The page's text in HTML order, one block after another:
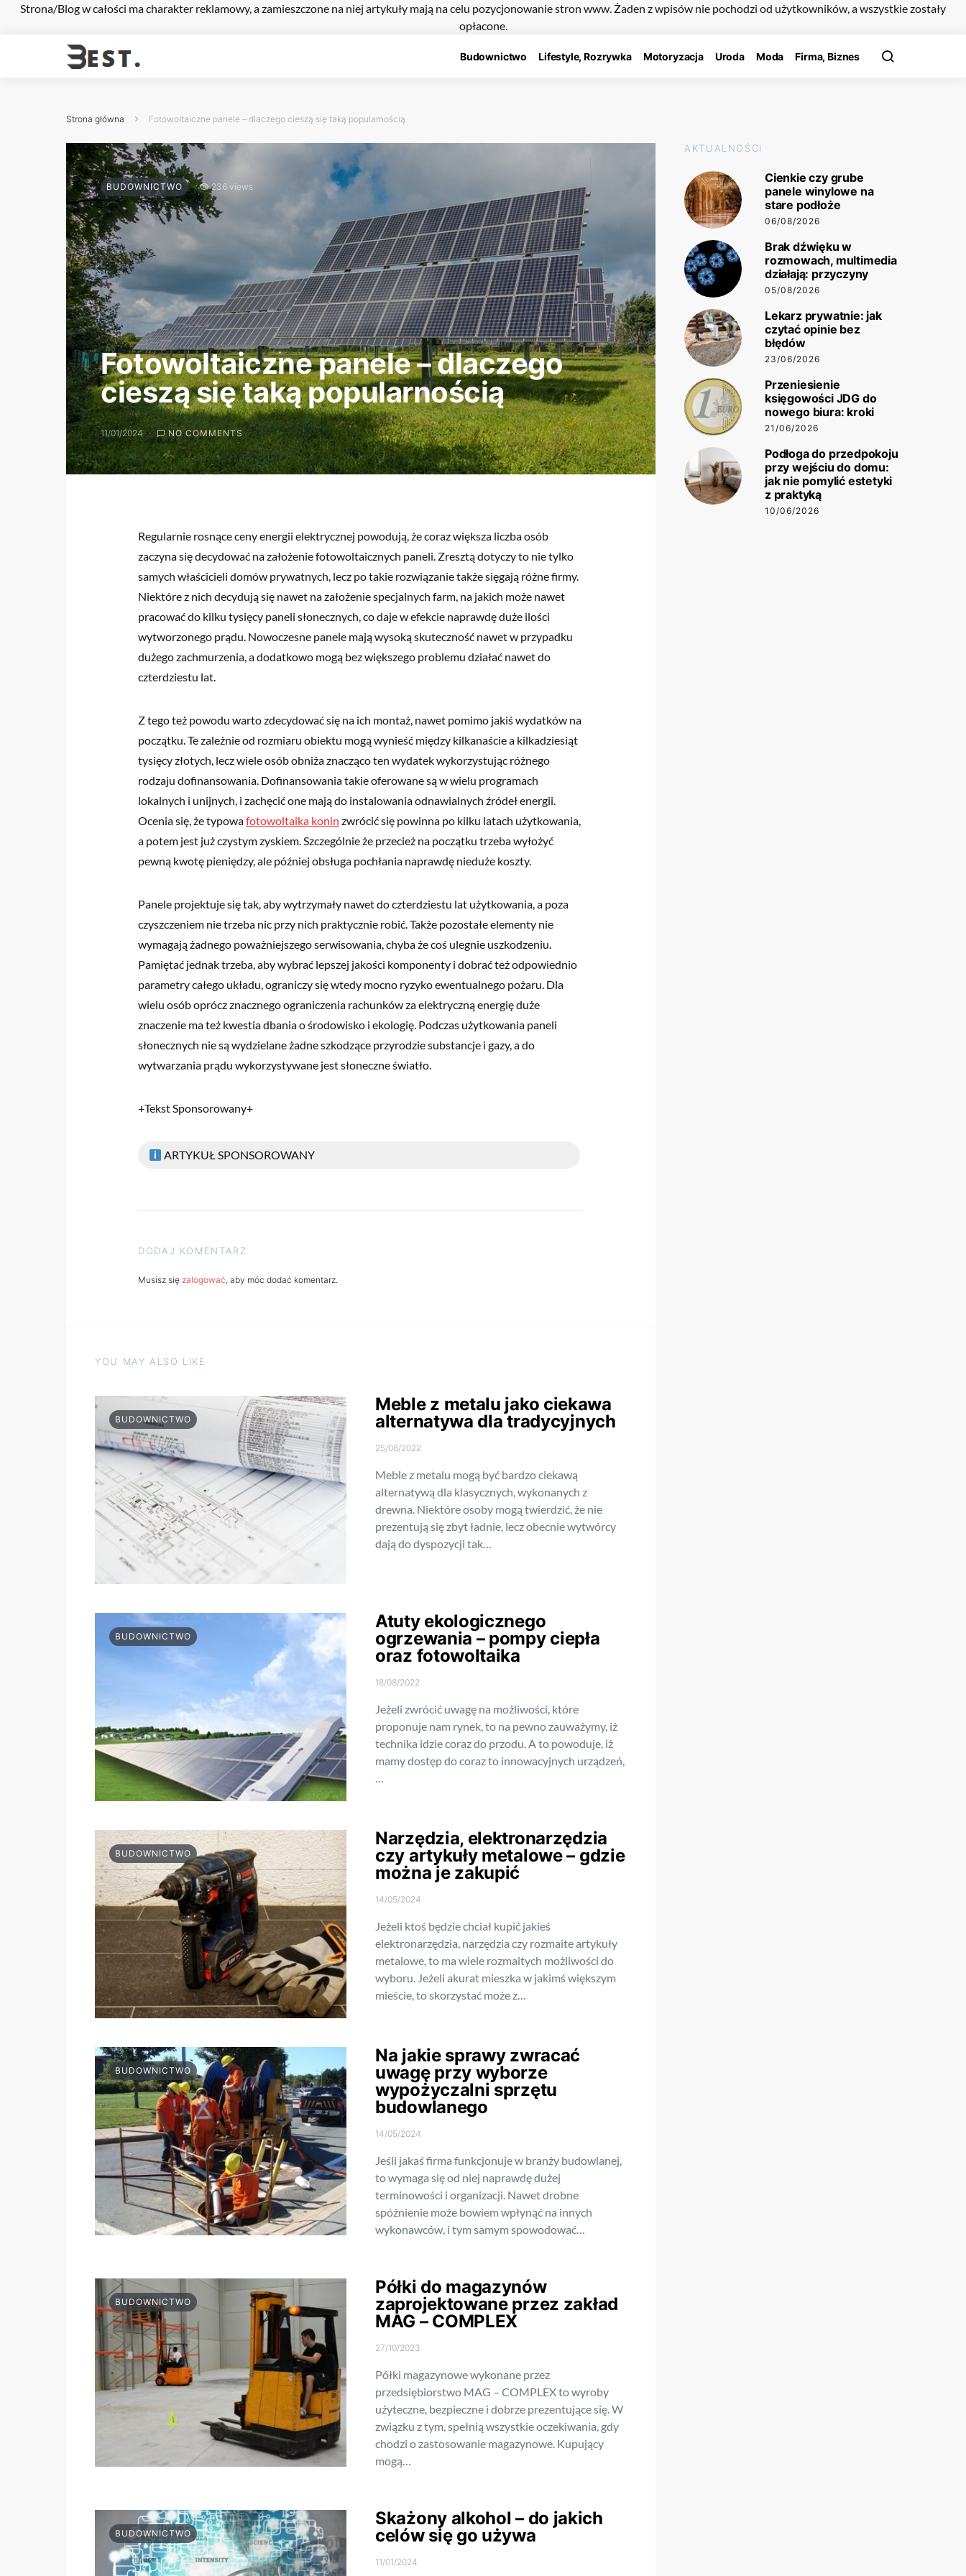
Strona/Blog w całości ma charakter reklamowy, a zamieszczone na niej artykuły mają na celu pozycjonowanie stron www. Żaden z wpisów nie pochodzi od użytkowników, a wszystkie zostały
opłacone.
Budownictwo Lifestyle, Rozrywka Motoryzacja Uroda Moda Firma, Biznes
Strona główna Fotowoltaiczne panele – dlaczego cieszą się taką popularnością
BUDOWNICTWO 236 views
Fotowoltaiczne panele – dlaczego
cieszą się taką popularnością
11/01/2024 NO COMMENTS
Regularnie rosnące ceny energii elektrycznej powodują, że coraz większa liczba osób
zaczyna się decydować na założenie fotowoltaicznych paneli. Zresztą dotyczy to nie tylko
samych właścicieli domów prywatnych, lecz po takie rozwiązanie także sięgają różne firmy.
Niektóre z nich decydują się nawet na założenie specjalnych farm, na jakich może nawet
pracować do kilku tysięcy paneli słonecznych, co daje w efekcie naprawdę duże ilości
wytworzonego prądu. Nowoczesne panele mają wysoką skuteczność nawet w przypadku
dużego zachmurzenia, a dodatkowo mogą bez większego problemu działać nawet do
czterdziestu lat.
Z tego też powodu warto zdecydować się na ich montaż, nawet pomimo jakiś wydatków na
początku. Te zależnie od rozmiaru obiektu mogą wynieść między kilkanaście a kilkadziesiąt
tysięcy złotych, lecz wiele osób obniża znacząco ten wydatek wykorzystując różnego
rodzaju dofinansowania. Dofinansowania takie oferowane są w wielu programach
lokalnych i unijnych, i zachęcić one mają do instalowania odnawialnych źródeł energii.
Ocenia się, że typowafotowoltaika konin zwrócić się powinna po kilku latach użytkowania,
a potem jest już czystym zyskiem. Szczególnie że przecież na początku trzeba wyłożyć
pewną kwotę pieniędzy, ale później obsługa pochłania naprawdę nieduże koszty.
Panele projektuje się tak, aby wytrzymały nawet do czterdziestu lat użytkowania, a poza
czyszczeniem nie trzeba nic przy nich praktycznie robić. Także pozostałe elementy nie
wymagają żadnego poważniejszego serwisowania, chyba że coś ulegnie uszkodzeniu.
Pamiętać jednak trzeba, aby wybrać lepszej jakości komponenty i dobrać też odpowiednio
parametry całego układu, ograniczy się wtedy mocno ryzyko ewentualnego pożaru. Dla
wielu osób oprócz znacznego ograniczenia rachunków za elektryczną energię duże
znaczenie ma też kwestia dbania o środowisko i ekologię. Podczas użytkowania paneli
słonecznych nie są wydzielane żadne szkodzące przyrodzie substancje i gazy, a do
wytwarzania prądu wykorzystywane jest słoneczne światło.
+Tekst Sponsorowany+
ARTYKUŁ SPONSOROWANY
DODAJ KOMENTARZ
Musisz się zalogować, aby móc dodać komentarz.
YOU MAY ALSO LIKE
BUDOWNICTWO
Meble z metalu jako ciekawa
alternatywa dla tradycyjnych
25/08/2022
Meble z metalu mogą być bardzo ciekawą
alternatywą dla klasycznych, wykonanych z
drewna. Niektóre osoby mogą twierdzić, że nie
prezentują się zbyt ładnie, lecz obecnie wytwórcy
dają do dyspozycji tak…
BUDOWNICTWO
Atuty ekologicznego
ogrzewania – pompy ciepła
oraz fotowoltaika
18/08/2022
Jeżeli zwrócić uwagę na możliwości, które
proponuje nam rynek, to na pewno zauważymy, iż
technika idzie coraz do przodu. A to powoduje, iż
mamy dostęp do coraz to innowacyjnych urządzeń,
…
BUDOWNICTWO
Narzędzia, elektronarzędzia
czy artykuły metalowe – gdzie
można je zakupić
14/05/2024
Jeżeli ktoś będzie chciał kupić jakieś
elektronarzędzia, narzędzia czy rozmaite artykuły
metalowe, to ma wiele rozmaitych możliwości do
wyboru. Jeżeli akurat mieszka w jakimś większym
mieście, to skorzystać może z…
BUDOWNICTWO
Na jakie sprawy zwracać
uwagę przy wyborze
wypożyczalni sprzętu
budowlanego
14/05/2024
Jeśli jakaś firma funkcjonuje w branży budowlanej,
to wymaga się od niej naprawdę dużej
terminowości i organizacji. Nawet drobne
spóźnienie może bowiem wpłynąć na innych
wykonawców, i tym samym spowodować…
BUDOWNICTWO
Półki do magazynów
zaprojektowane przez zakład
MAG – COMPLEX
27/10/2023
Półki magazynowe wykonane przez
przedsiębiorstwo MAG – COMPLEX to wyroby
użyteczne, bezpieczne i dobrze prezentujące się. W
związku z tym, spełnią wszystkie oczekiwania, gdy
chodzi o zastosowanie magazynowe. Kupujący
mogą…
BUDOWNICTWO
Skażony alkohol – do jakich
celów się go używa
11/01/2024
AKTUALNOŚCI
Cienkie czy grube
panele winylowe na
stare podłoże
06/08/2026
Brak dźwięku w
rozmowach, multimedia
działają: przyczyny
05/08/2026
Lekarz prywatnie: jak
czytać opinie bez
błędów
23/06/2026
Przeniesienie
księgowości JDG do
nowego biura: kroki
21/06/2026
Podłoga do przedpokoju
przy wejściu do domu:
jak nie pomylić estetyki
z praktyką
10/06/2026